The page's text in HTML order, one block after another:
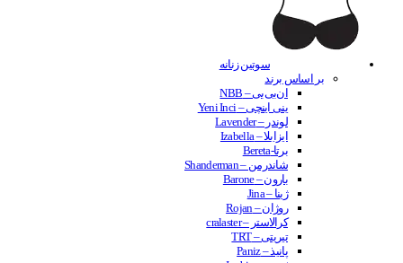
سوتین زنانه
بر اساس برند
ان‌بی‌بی – NBB
ینی اینچی – Yeni Inci
لوندر – Lavender
ایزابلا – Izabella
برتا-Bereta
شاندرمن – Shanderman
بارون – Barone
ژینا – Jina
روژان – Rojan
کرالاستر – cralaster
تیریتی – TRT
پانیذ – Paniz